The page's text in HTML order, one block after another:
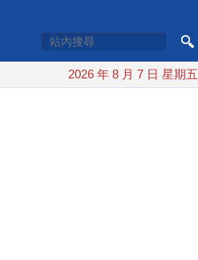
2026 年 8 月 7 日 星期五